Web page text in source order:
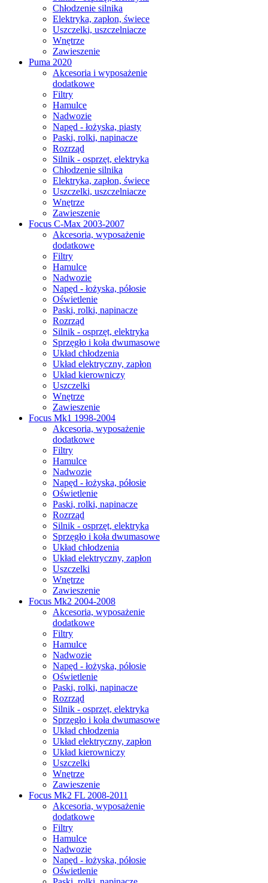
Chłodzenie silnika
Elektryka, zapłon, świece
Uszczelki, uszczelniacze
Wnętrze
Zawieszenie
Puma 2020
Akcesoria i wyposażenie
dodatkowe
Filtry
Hamulce
Nadwozie
Napęd - łożyska, piasty
Paski, rolki, napinacze
Rozrząd
Silnik - osprzęt, elektryka
Chłodzenie silnika
Elektryka, zapłon, świece
Uszczelki, uszczelniacze
Wnętrze
Zawieszenie
Focus C-Max 2003-2007
Akcesoria, wyposażenie
dodatkowe
Filtry
Hamulce
Nadwozie
Napęd - łożyska, półosie
Oświetlenie
Paski, rolki, napinacze
Rozrząd
Silnik - osprzęt, elektryka
Sprzęgło i koła dwumasowe
Układ chłodzenia
Układ elektryczny, zapłon
Układ kierowniczy
Uszczelki
Wnętrze
Zawieszenie
Focus Mk1 1998-2004
Akcesoria, wyposażenie
dodatkowe
Filtry
Hamulce
Nadwozie
Napęd - łożyska, półosie
Oświetlenie
Paski, rolki, napinacze
Rozrząd
Silnik - osprzęt, elektryka
Sprzęgło i koła dwumasowe
Układ chłodzenia
Układ elektryczny, zapłon
Uszczelki
Wnętrze
Zawieszenie
Focus Mk2 2004-2008
Akcesoria, wyposażenie
dodatkowe
Filtry
Hamulce
Nadwozie
Napęd - łożyska, półosie
Oświetlenie
Paski, rolki, napinacze
Rozrząd
Silnik - osprzęt, elektryka
Sprzęgło i koła dwumasowe
Układ chłodzenia
Układ elektryczny, zapłon
Układ kierowniczy
Uszczelki
Wnętrze
Zawieszenie
Focus Mk2 FL 2008-2011
Akcesoria, wyposażenie
dodatkowe
Filtry
Hamulce
Nadwozie
Napęd - łożyska, półosie
Oświetlenie